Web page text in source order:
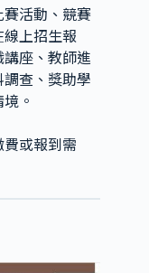
賽活動、競賽
線上招生報
座、教師進
查、獎助學
。
或報到需